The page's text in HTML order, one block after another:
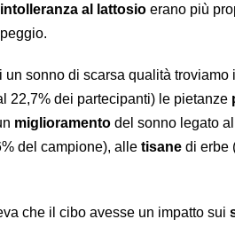
intolleranza al lattosio erano più
sonno di scarsa qualità troviamo i
22,7% dei partecipanti) le pietanze
miglioramento del sonno legato
del campione), alle tisane di erbe
che il cibo avesse un impatto sui